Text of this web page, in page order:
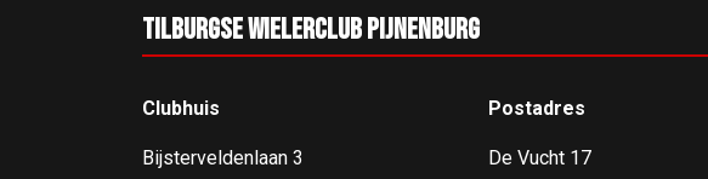
Tilburgse Wielerclub Pijnenburg
Clubhuis
Bijsterveldenlaan 3
Postadres
De Vucht 17